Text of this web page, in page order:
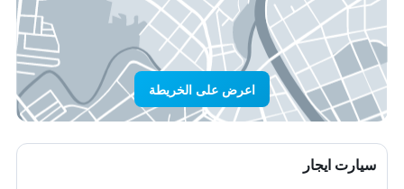
اعرض على الخريطة
سيارت ايجار